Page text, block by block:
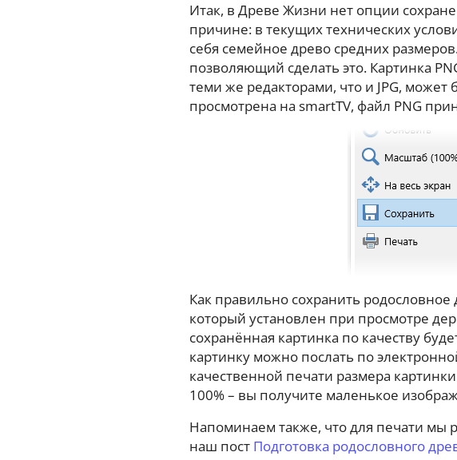
Итак, в Древе Жизни нет опции
причине: в текущих технических
себя семейное древо средних
позволяющий сделать это. Картинка
теми же редакторами, что и JPG,
просмотрена на smartTV, файл PNG
Как правильно сохранить родословное
который установлен при просмотре
сохранённая картинка по качеству
картинку можно послать по
качественной печати размера
100% – вы получите маленькое
Напоминаем также, что для печати мы
наш пост Подготовка родословного